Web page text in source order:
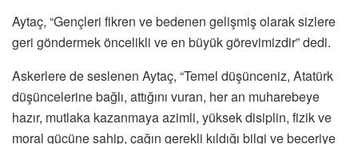
Aytaç, “Gençleri fikren ve bedenen gelişmiş olarak sizlere
geri göndermek öncelikli ve en büyük görevimizdir” dedi.
Askerlere de seslenen Aytaç, “Temel düşünceniz, Atatürk
düşüncelerine bağlı, attığını vuran, her an muharebeye
hazır, mutlaka kazanmaya azimli, yüksek disiplin, fizik ve
moral gücüne sahip, çağın gerekli kıldığı bilgi ve beceriye